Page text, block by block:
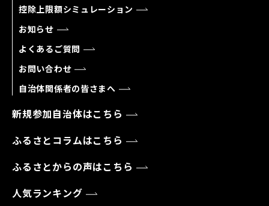
控除上限額シミュレーション
お知らせ
よくあるご質問
お問い合わせ
自治体関係者の皆さまへ
新規参加自治体はこちら
ふるさとコラムはこちら
ふるさとからの声はこちら
人気ランキング